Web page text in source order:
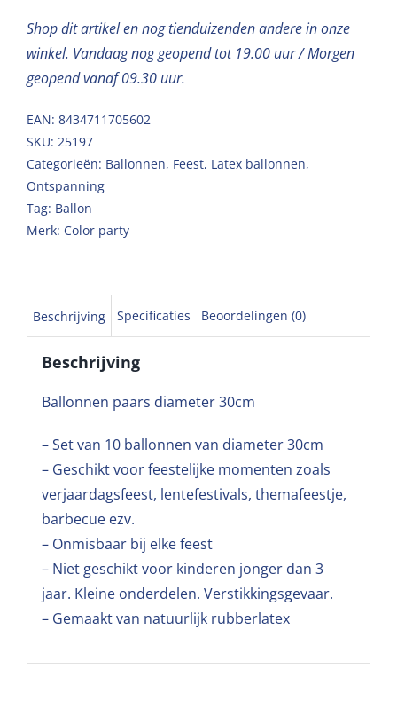
Shop dit artikel en nog tienduizenden andere in onze
winkel. Vandaag nog geopend tot 19.00 uur / Morgen
geopend vanaf 09.30 uur.
EAN: 8434711705602
SKU: 25197
Categorieën: Ballonnen, Feest, Latex ballonnen,
Ontspanning
Tag: Ballon
Merk: Color party
Beschrijving Specificaties Beoordelingen (0)
Beschrijving
Ballonnen paars diameter 30cm
– Set van 10 ballonnen van diameter 30cm
– Geschikt voor feestelijke momenten zoals
verjaardagsfeest, lentefestivals, themafeestje,
barbecue ezv.
– Onmisbaar bij elke feest
– Niet geschikt voor kinderen jonger dan 3
jaar. Kleine onderdelen. Verstikkingsgevaar.
– Gemaakt van natuurlijk rubberlatex